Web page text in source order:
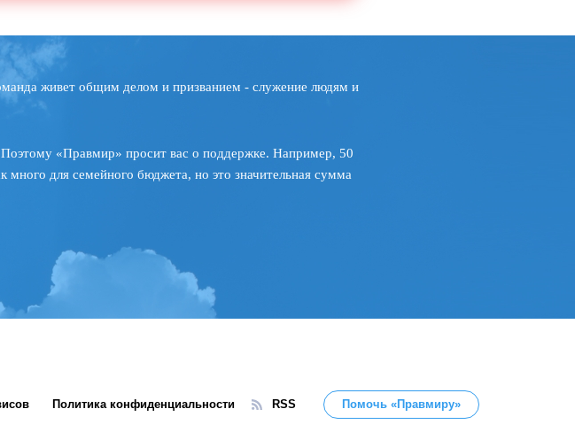
живет общим делом и призванием - служение людям и
«Правмир» просит вас о поддержке. Например, 50
для семейного бюджета, но это значительная сумма
Политика конфиденциальности RSS Помочь «Правмиру»